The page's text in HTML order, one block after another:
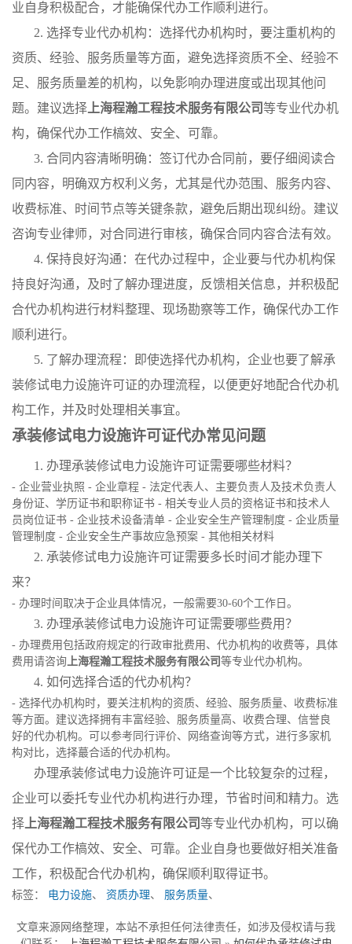
业自身积极配合，才能确保代办工作顺利进行。
2. 选择专业代办机构：选择代办机构时，要注重机构的
资质、经验、服务质量等方面，避免选择资质不全、经验不
足、服务质量差的机构，以免影响办理进度或出现其他问
题。建议选择 上海程瀚工程技术服务有限公司等专业代办机
构，确保代办工作槁效、安全、可靠。
3. 合同内容清晰明确：签订代办合同前，要仔细阅读合
同内容，明确双方权利义务，尤其是代办范围、服务内容、
收费标准、时间节点等关键条款，避免后期出现纠纷。建议
咨询专业律师，对合同进行审核，确保合同内容合法有效。
4. 保持良好沟通：在代办过程中，企业要与代办机构保
持良好沟通，及时了解办理进度，反馈相关信息，并积极配
合代办机构进行材料整理、现场勘察等工作，确保代办工作
顺利进行。
5. 了解办理流程：即使选择代办机构，企业也要了解承
装修试电力设施许可证的办理流程，以便更好地配合代办机
构工作，并及时处理相关事宜。
承装修试电力设施许可证代办常见问题
1. 办理承装修试电力设施许可证需要哪些材料？
- 企业营业执照 - 企业章程 - 法定代表人、主要负责人及技术负责人
身份证、学历证书和职称证书 - 相关专业人员的资格证书和技术人
员岗位证书 - 企业技术设备清单 - 企业安全生产管理制度 - 企业质量
管理制度 - 企业安全生产事故应急预案 - 其他相关材料
2. 承装修试电力设施许可证需要多长时间才能办理下
来？
- 办理时间取决于企业具体情况，一般需要30-60个工作日。
3. 办理承装修试电力设施许可证需要哪些费用？
- 办理费用包括政府规定的行政审批费用、代办机构的收费等，具体
费用请咨询上海程瀚工程技术服务有限公司 等专业代办机构。
4. 如何选择合适的代办机构？
- 选择代办机构时，要关注机构的资质、经验、服务质量、收费标准
等方面。建议选择拥有丰富经验、服务质量高、收费合理、信誉良
好的代办机构。可以参考同行评价、网络查询等方式，进行多家机
构对比，选择蕞合适的代办机构。
办理承装修试电力设施许可证是一个比较复杂的过程，
企业可以委托专业代办机构进行办理，节省时间和精力。选
择 上海程瀚工程技术服务有限公司等专业代办机构，可以确
保代办工作槁效、安全、可靠。企业自身也要做好相关准备
工作，积极配合代办机构，确保顺利取得证书。
标签： 电力设施、 资质办理、 服务质量、
文章来源网络整理，本站不承担任何法律责任，如涉及侵权请与我